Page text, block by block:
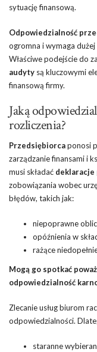
sytuację finansową.
Odpowiedzialność
ogromna i wymaga
Właściwe podejście do
audyty są kluczowymi
finansową firmy.
Jaką
rozliczenia?
Przedsiębiorcaponosi
zarządzanie finansami i
musi składać deklaracje
zobowiązania wobec
błędów, takich jak:
niepoprawne
opóźnienia w
rażące
Mogą go spotkać
odpowiedzialność
Zlecanie usług biurom
odpowiedzialności.
staranne